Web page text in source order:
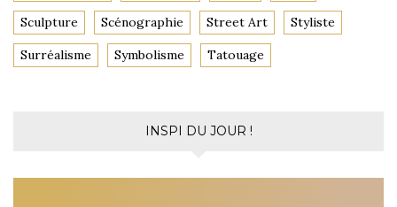
Sculpture Scénographie Street Art Styliste
Surréalisme Symbolisme Tatouage
INSPI DU JOUR !